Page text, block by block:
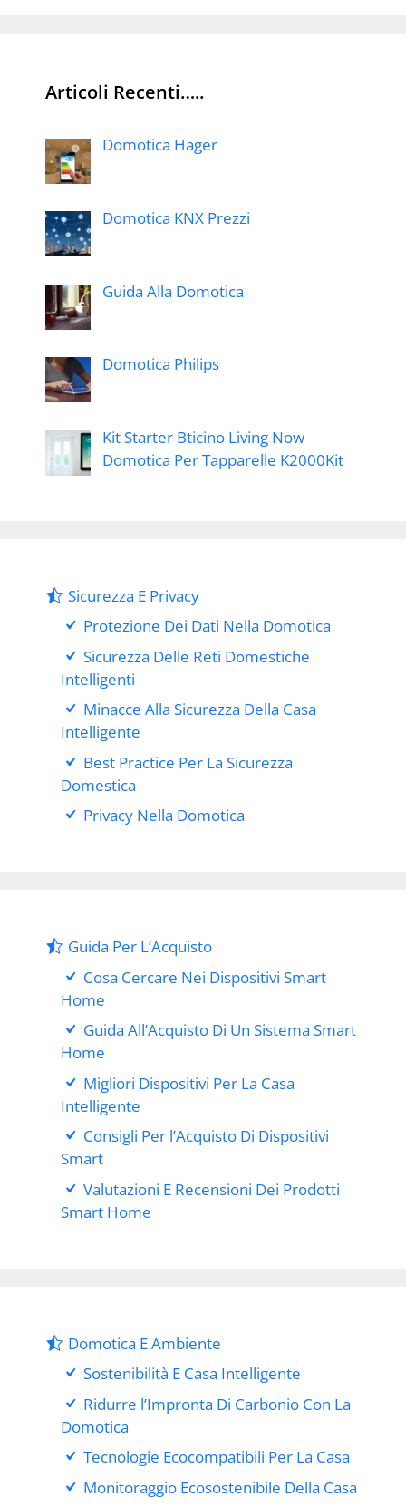
Articoli Recenti…..
Domotica Hager
Domotica KNX Prezzi
Guida Alla Domotica
Domotica Philips
Kit Starter Bticino Living Now
Domotica Per Tapparelle K2000Kit
Sicurezza E Privacy
Protezione Dei Dati Nella Domotica
Sicurezza Delle Reti Domestiche
Intelligenti
Minacce Alla Sicurezza Della Casa
Intelligente
Best Practice Per La Sicurezza
Domestica
Privacy Nella Domotica
Guida Per L’Acquisto
Cosa Cercare Nei Dispositivi Smart
Home
Guida All’Acquisto Di Un Sistema Smart
Home
Migliori Dispositivi Per La Casa
Intelligente
Consigli Per l’Acquisto Di Dispositivi
Smart
Valutazioni E Recensioni Dei Prodotti
Smart Home
Domotica E Ambiente
Sostenibilità E Casa Intelligente
Ridurre l’Impronta Di Carbonio Con La
Domotica
Tecnologie Ecocompatibili Per La Casa
Monitoraggio Ecosostenibile Della Casa